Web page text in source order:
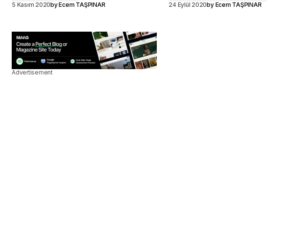
5 Kasım 2020byEcem TAŞPINAR
24 Eylül 2020by Ecem TAŞPINAR
Advertisement